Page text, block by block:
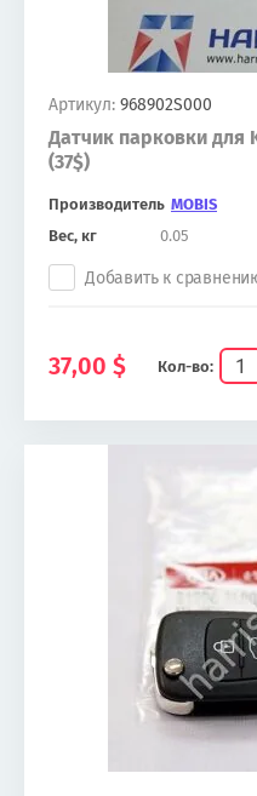
Артикул: 968902S000
Датчик парковки для
(37$)
Производитель MOBIS
Вес, кг
0.05
Кол-во:
Добавить к
37,00 $